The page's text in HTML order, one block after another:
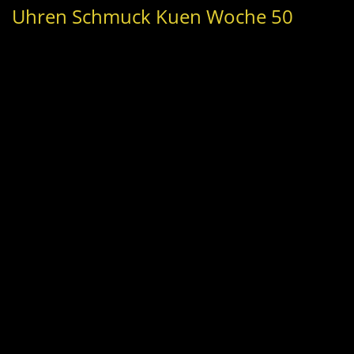
Uhren Schmuck Kuen Woche 50